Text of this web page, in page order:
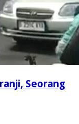
Seorang